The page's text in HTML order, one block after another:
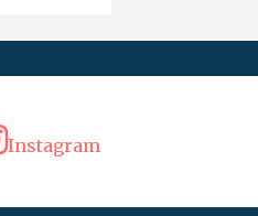
Instagram